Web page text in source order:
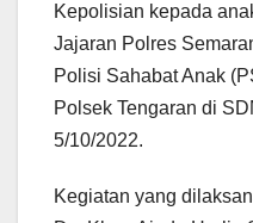
Kepolisian kepada
Jajaran Polres
Polisi Sahabat Anak
Polsek Tengaran di
5/10/2022.
Kegiatan yang